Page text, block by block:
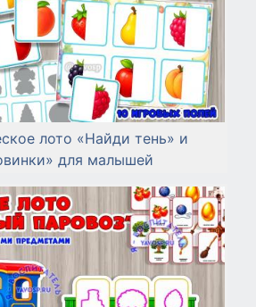
лото «Найди тень» и
для малышей